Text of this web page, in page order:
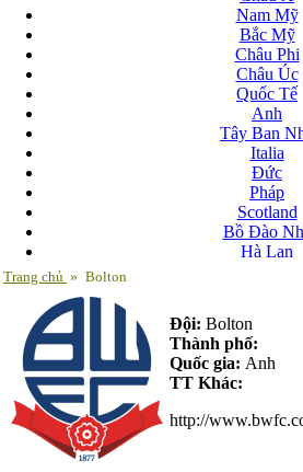
Nam Mỹ
Bắc Mỹ
Châu Phi
Châu Úc
Quốc Tế
Anh
Tây Ban
Italia
Đức
Pháp
Scotland
Bồ Đào
Hà Lan
Armenia
Azerbaijan
Ba Lan
Belarus
Bulgary
Trang chủ » Bolton
Đội: Bolton
Thành phố:
Quốc gia: Anh
TT Khác:
http://